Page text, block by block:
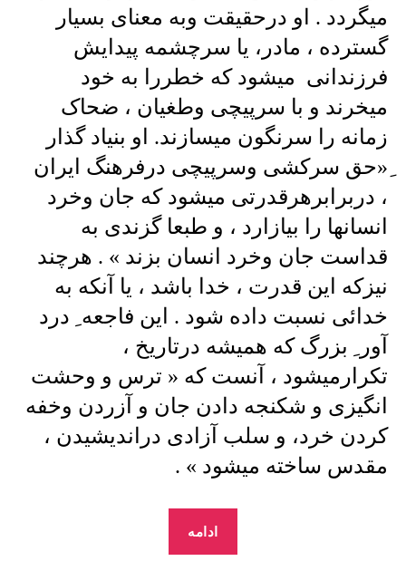
میگردد . او درحقیقت وبه معنای بسیار
گسترده ، مادر، یا سرچشمه پیدایش
فرزندانی میشود که خطررا به خود
میخرند و با سرپیچی وطغیان ، ضحاک
زمانه را سرنگون میسازند. او بنیاد گذار
ِ«حق سرکشی وسرپیچی درفرهنگ ایران
، دربرابرهرقدرتی میشود که جان وخرد
انسانها را بیازارد ، و طبعا گزندی به
قداست جان وخرد انسان بزند » . هرچند
نیزکه این قدرت ، خدا باشد ، یا آنکه به
خدائی نسبت داده شود . این فاجعه ِ درد
آور ِ بزرگ که همیشه درتاریخ ،
تکرارمیشود ، آنست که « ترس و وحشت
انگیزی و شکنجه دادن جان و آزردن وخفه
کردن خرد، و سلب آزادی دراندیشیدن ،
مقدس ساخته میشود » .
ادامه
: